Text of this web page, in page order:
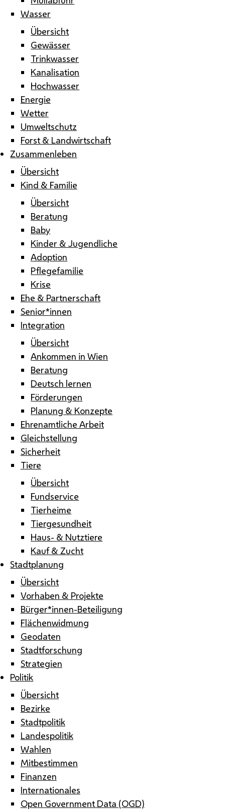
Wasser
Übersicht
Gewässer
Trinkwasser
Kanalisation
Hochwasser
Energie
Wetter
Umweltschutz
Forst & Landwirtschaft
Zusammenleben
Übersicht
Kind & Familie
Übersicht
Beratung
Baby
Kinder & Jugendliche
Adoption
Pflegefamilie
Krise
Ehe & Partnerschaft
Senior*innen
Integration
Übersicht
Ankommen in Wien
Beratung
Deutsch lernen
Förderungen
Planung & Konzepte
Ehrenamtliche Arbeit
Gleichstellung
Sicherheit
Tiere
Übersicht
Fundservice
Tierheime
Tiergesundheit
Haus- & Nutztiere
Kauf & Zucht
Stadtplanung
Übersicht
Vorhaben & Projekte
Bürger*innen-Beteiligung
Flächenwidmung
Geodaten
Stadtforschung
Strategien
Politik
Übersicht
Bezirke
Stadtpolitik
Landespolitik
Wahlen
Mitbestimmen
Finanzen
Internationales
Open Government Data (OGD)